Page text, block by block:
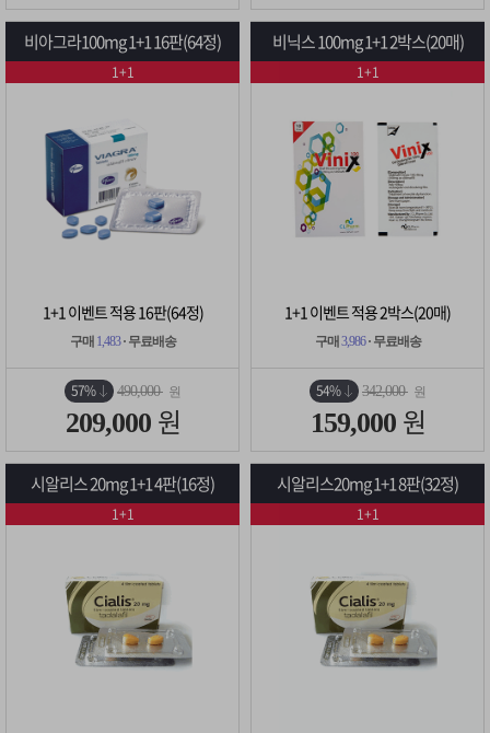
비아그라100mg 1+1 16판(64정)
1+1 이벤트 적용 16판(64정)
구매 1,483· 무료배송
57% 490,000 원
209,000 원
1+1
비닉스 100mg 1+1 2박스(20매)
1+1 이벤트 적용 2박스(20매)
구매 3,986· 무료배송
54% 342,000 원
159,000 원
1+1
시알리스 20mg 1+1 4판(16정)
1+1
시알리스20mg 1+1 8판(32정)
1+1